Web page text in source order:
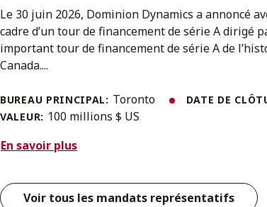
Le 30 juin 2026, Dominion Dynamics a annoncé
cadre d’un tour de financement de série A dirigé
important tour de financement de série A de
Canada....
BUREAU PRINCIPAL: Toronto DATE DE
VALEUR: 100 millions $ US
En savoir plus
Voir tous les mandats représentatifs